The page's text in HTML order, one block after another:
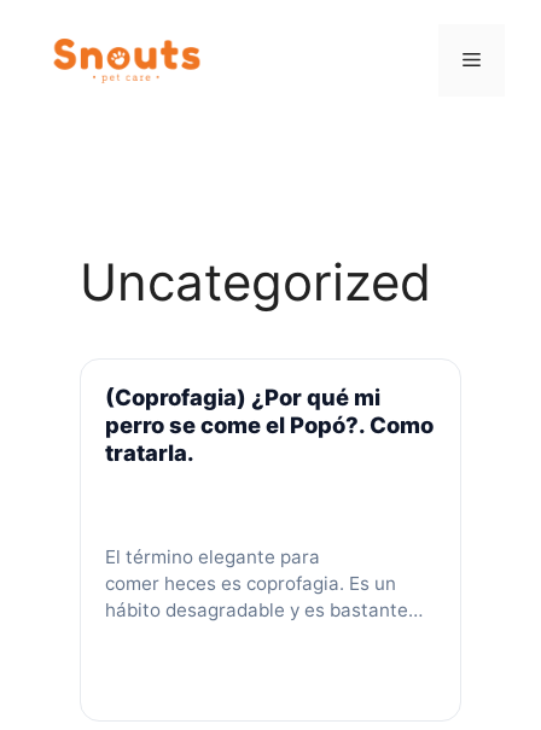
contenido
Menú
Uncategorized
(Coprofagia) ¿Por qué mi
perro se come el Popó?. Como
tratarla.
El término elegante para
comer heces es coprofagia. Es un
hábito desagradable y es bastante
introducir algunos parásitos internos